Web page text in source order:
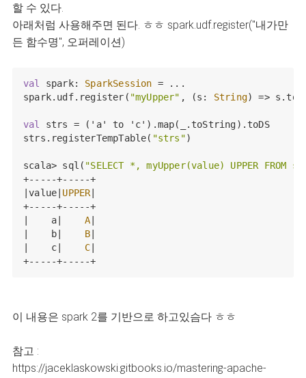
할 수 있다.
아래처럼 사용해주면 된다. ㅎㅎ spark.udf.register("내가만
든 함수명", 오퍼레이션)
val spark: SparkSession = ...
spark.udf.register( "myUpper" , (s: String) =>
val
strs = ('a' to 'c').map(_.toString).toDS
strs.registerTempTable( "strs")
scala> sql( "SELECT *, myUpper(value) UPPER FROM
+-----+-----+
|value| UPPER
+-----+-----+
|    a| A
|    b| B
|    c| C
+-----+-----+
이 내용은 spark 2를 기반으로 하고있슴다 ㅎㅎ
참고 :
https://jaceklaskowski.gitbooks.io/mastering-apache-